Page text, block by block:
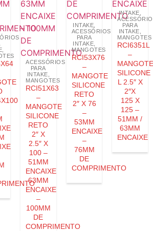
ACESSÓRIOS
PARA
INTAKE
MANGOTES
RCI51X63
–
MANGOTE
SILICONE
RETO
2″ X
2.5″ X
100 –
51MM
ENCAIXE
63MM
ENCAIXE
–
100MM
DE
COMPRIMENTO
INTAKE
ACESSÓRIOS
PARA
INTAKE
MANGOTES
RCI53X76
–
MANGOTE
SILICONE
RETO
2″ X 76
–
53MM
ENCAIXE
–
76MM
DE
COMPRIMENTO
INTAKE
PARA
INTAKE
MANGOTES
RCI6351L
–
SILICONE
L 2.5″ X
2″X
125 X
125 –
51MM /
63MM
ENCAIXE